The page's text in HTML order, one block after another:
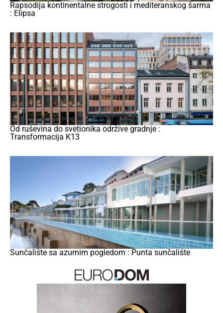
Rapsodija kontinentalne strogosti i mediteranskog šarma
: Elipsa
Od ruševina do svetionika održive gradnje :
Transformacija K13
Sunčalište sa azurnim pogledom : Punta sunčalište